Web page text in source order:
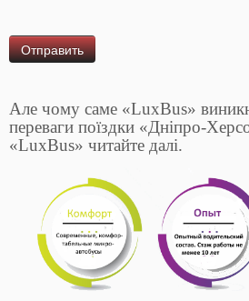
Але чому саме «LuxBus»
переваги поїздки «Дніпро-
«LuxBus» читайте далі.